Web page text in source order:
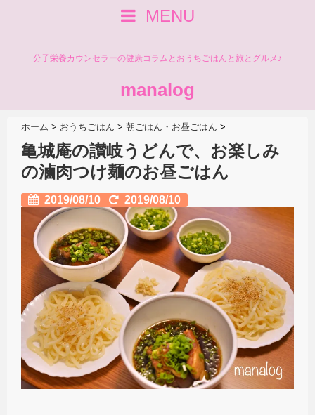
MENU
分子栄養カウンセラーの健康コラムとおうちごはんと旅とグルメ♪
manalog
ホーム > おうちごはん > 朝ごはん・お昼ごはん >
亀城庵の讃岐うどんで、お楽しみ
の滷肉つけ麺のお昼ごはん
2019/08/10 2019/08/10